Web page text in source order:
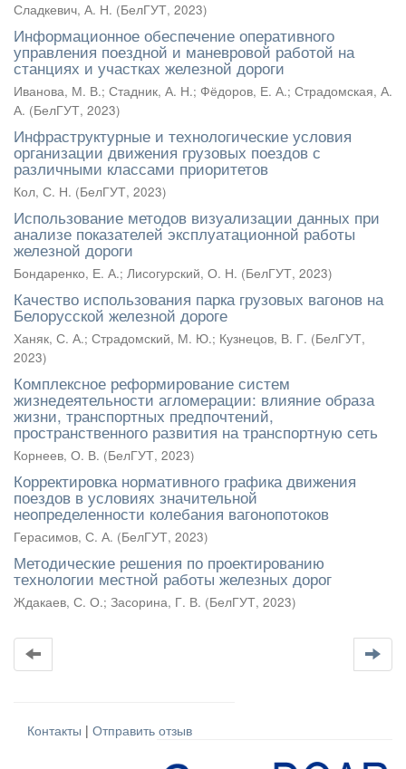
Сладкевич, А. Н. (БелГУТ, 2023)
Информационное обеспечение оперативного
управления поездной и маневровой работой на
станциях и участках железной дороги
Иванова, М. В.; Стадник, А. Н.; Фёдоров, Е. А.; Страдомская, А.
А. (БелГУТ, 2023)
Инфраструктурные и технологические условия
организации движения грузовых поездов с
различными классами приоритетов
Кол, С. Н. (БелГУТ, 2023)
Использование методов визуализации данных при
анализе показателей эксплуатационной работы
железной дороги
Бондаренко, Е. А.; Лисогурский, О. Н. (БелГУТ, 2023)
Качество использования парка грузовых вагонов на
Белорусской железной дороге
Ханяк, С. А.; Страдомский, М. Ю.; Кузнецов, В. Г. (БелГУТ,
2023)
Комплексное реформирование систем
жизнедеятельности агломерации: влияние образа
жизни, транспортных предпочтений,
пространственного развития на транспортную сеть
Корнеев, О. В. (БелГУТ, 2023)
Корректировка нормативного графика движения
поездов в условиях значительной
неопределенности колебания вагонопотоков
Герасимов, С. А. (БелГУТ, 2023)
Методические решения по проектированию
технологии местной работы железных дорог
Ждакаев, С. О.; Засорина, Г. В. (БелГУТ, 2023)
Контакты | Отправить отзыв